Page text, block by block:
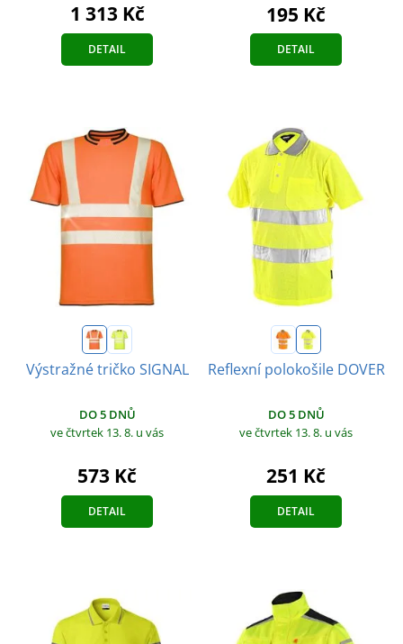
1 313 Kč
DETAIL
195 Kč
DETAIL
Výstražné tričko SIGNAL
DO 5 DNŮ
ve čtvrtek 13. 8. u vás
573 Kč
DETAIL
Reflexní polokošile DOVER
DO 5 DNŮ
ve čtvrtek 13. 8. u vás
251 Kč
DETAIL